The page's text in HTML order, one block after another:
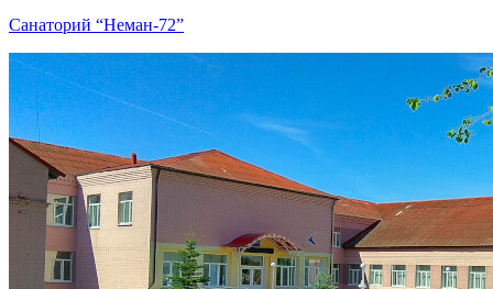
Санаторий “Неман-72”